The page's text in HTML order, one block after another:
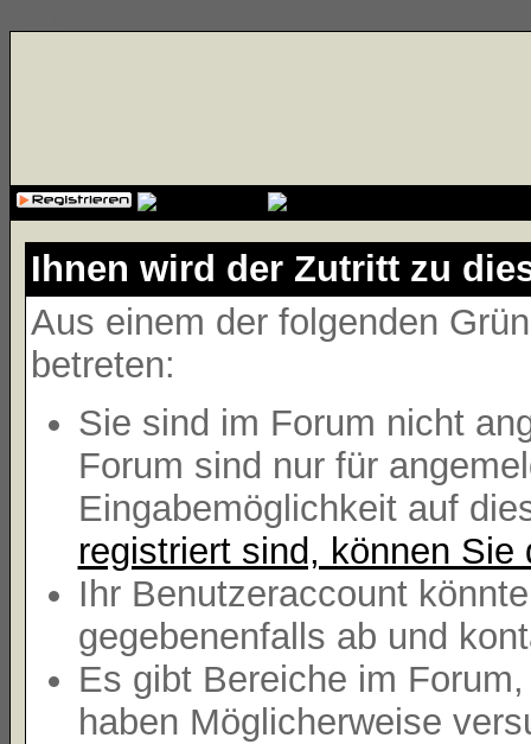
Ihnen wird der Zutritt zu
Aus einem der folgenden
betreten:
Sie sind im Forum nicht
Forum sind nur für
Eingabemöglichkeit auf
registriert sind, können Sie
Ihr Benutzeraccount
gegebenenfalls ab und
Es gibt Bereiche im
haben Möglicherweise